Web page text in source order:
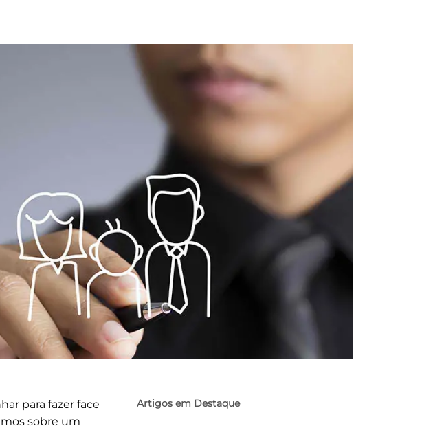
para fazer face
sobre um
Artigos em Destaque